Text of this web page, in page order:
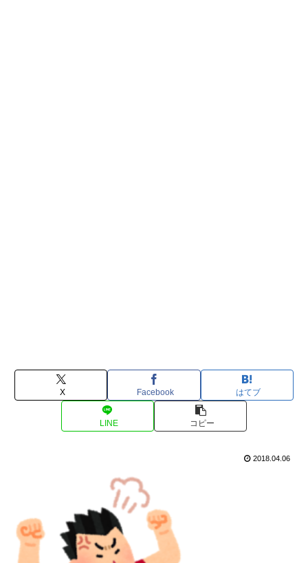
X Facebook はてブ
LINE コピー
2018.04.06